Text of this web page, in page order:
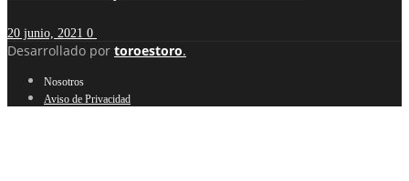
20 junio, 2021 0
Desarrollado por toroestoro.
Nosotros
Aviso de Privacidad